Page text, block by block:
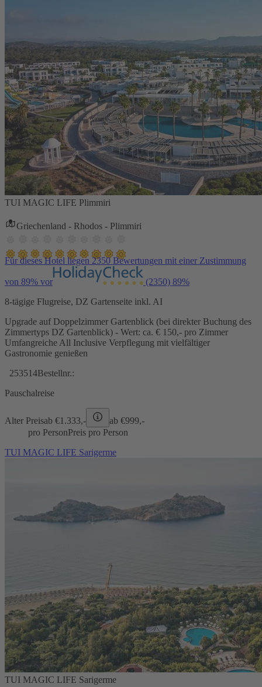
TUI MAGIC LIFE Plimmiri
Griechenland - Rhodos - Plimmiri
Für dieses Hotel liegen 2350 Bewertungen mit einer Zustimmung
von 89% vor (2350) 89%
8-tägige Flugreise, DZ Gartenseite inkl. AI
Upgrade auf Doppelzimmer Gartenblick (bei direkter Buchung des
Zimmertyps DZ Gartenblick) - Wert: ca. € 150,- pro Zimmer
Umfangreiche All Inclusive Verpflegung mit vielfältiger
Gastronomie genießen
253514Bestellnr.:
Pauschalreise
Alter Preisab €1.333,- ab €999,-
pro PersonPreis pro Person
TUI MAGIC LIFE Sarigerme
TUI MAGIC LIFE Sarigerme